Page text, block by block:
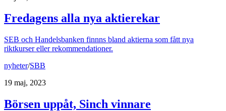
Fredagens alla nya aktierekar
SEB och Handelsbanken finnns bland aktierna som fått nya
riktkurser eller rekommendationer.
nyheter/SBB
19 maj, 2023
Börsen uppåt, Sinch vinnare